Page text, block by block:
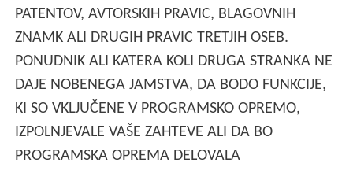
PATENTOV, AVTORSKIH PRAVIC, BLAGOVNIH
ZNAMK ALI DRUGIH PRAVIC TRETJIH OSEB.
PONUDNIK ALI KATERA KOLI DRUGA STRANKA NE
DAJE NOBENEGA JAMSTVA, DA BODO FUNKCIJE,
KI SO VKLJUČENE V PROGRAMSKO OPREMO,
IZPOLNJEVALE VAŠE ZAHTEVE ALI DA BO
PROGRAMSKA OPREMA DELOVALA